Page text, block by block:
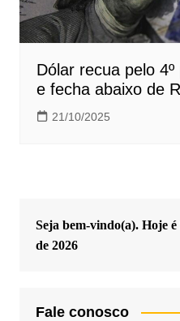
Dólar recua pelo
e fecha abaixo de
21/10/2025
Seja bem-vindo(a). Hoje é
de 2026
Fale conosco